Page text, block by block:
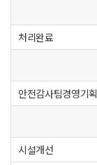
처리완료
안전감사팀경영기
시설개선